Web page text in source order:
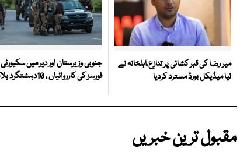
میر رضا کی قبر کشائی پر تنازع،اہلخانہ نے
نیا میڈیکل بورڈ مسترد کردیا
جنوبی وزیرستان اور دیر میں سکیورٹی
فورسز کی کارروائیاں ، 10دہشتگرد ہلاک
مقبول ترین خبریں